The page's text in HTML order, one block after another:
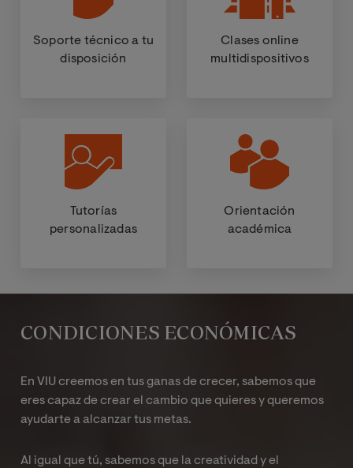
Soporte técnico a tu
disposición
Clases online
multidispositivos
Tutorías
personalizadas
Orientación
académica
CONDICIONES ECONÓMICAS
En VIU creemos en tus ganas de crecer, sabemos que
eres capaz de crear el cambio que quieres y queremos
ayudarte a alcanzar tus metas.
Al igual que tú, sabemos que la creatividad y el